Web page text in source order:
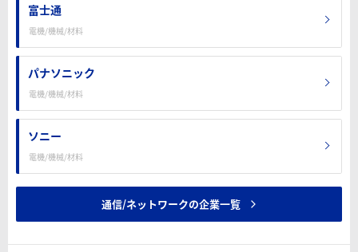
富士通
電機/機械/材料
パナソニック
電機/機械/材料
ソニー
電機/機械/材料
通信/ネットワークの企業一覧